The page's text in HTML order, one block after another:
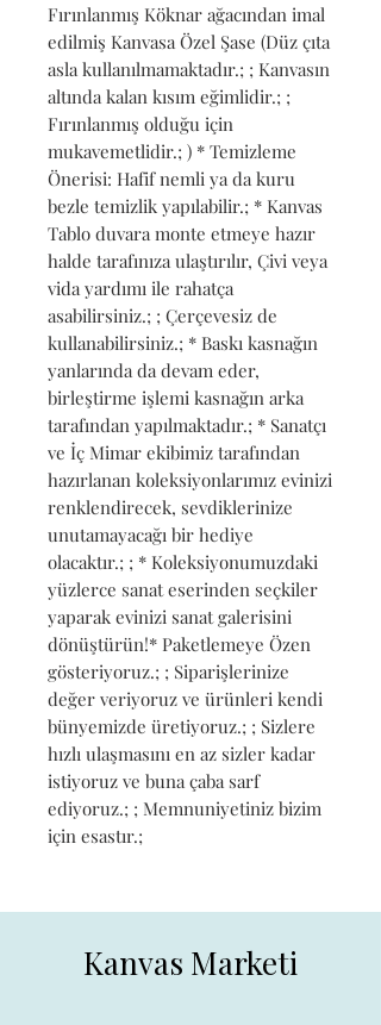
Fırınlanmış Köknar ağacından imal
edilmiş Kanvasa Özel Şase (Düz çıta
asla kullanılmamaktadır.; ; Kanvasın
altında kalan kısım eğimlidir.; ;
Fırınlanmış olduğu için
mukavemetlidir.; ) * Temizleme
Önerisi: Hafif nemli ya da kuru
bezle temizlik yapılabilir.; * Kanvas
Tablo duvara monte etmeye hazır
halde tarafınıza ulaştırılır, Çivi veya
vida yardımı ile rahatça
asabilirsiniz.; ; Çerçevesiz de
kullanabilirsiniz.; * Baskı kasnağın
yanlarında da devam eder,
birleştirme işlemi kasnağın arka
tarafından yapılmaktadır.; * Sanatçı
ve İç Mimar ekibimiz tarafından
hazırlanan koleksiyonlarımız evinizi
renklendirecek, sevdiklerinize
unutamayacağı bir hediye
olacaktır.; ; * Koleksiyonumuzdaki
yüzlerce sanat eserinden seçkiler
yaparak evinizi sanat galerisini
dönüştürün!* Paketlemeye Özen
gösteriyoruz.; ; Siparişlerinize
değer veriyoruz ve ürünleri kendi
bünyemizde üretiyoruz.; ; Sizlere
hızlı ulaşmasını en az sizler kadar
istiyoruz ve buna çaba sarf
ediyoruz.; ; Memnuniyetiniz bizim
için esastır.;
Kanvas Marketi